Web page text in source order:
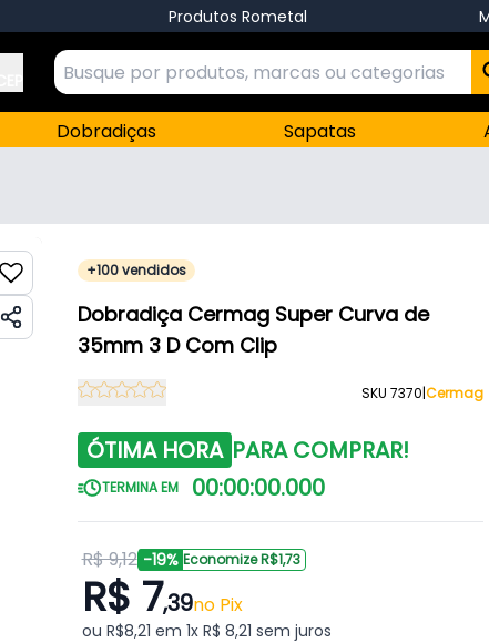
Produtos Rometal
Dobradiças Sapatas
+100 vendidos
Dobradiça Cermag Super Curva de
35mm 3 D Com Clip
SKU 7370|Cermag
ÓTIMA HORA PARA COMPRAR!
TERMINA EM 00:00:00.000
R$ 9,12 -19% Economize R$1,73
R$ 7,39no Pix
ou R$8,21 em 1x R$ 8,21 sem juros